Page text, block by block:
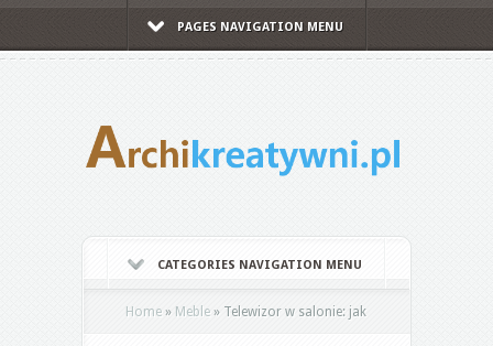
PAGES NAVIGATION MENU
CATEGORIES NAVIGATION MENU
Home » Meble » Telewizor w salonie: jak